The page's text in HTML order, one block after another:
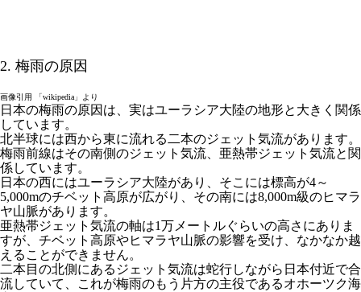
2. 梅雨の原因
画像引用 「wikipedia」より
日本の梅雨の原因は、実はユーラシア大陸の地形と大きく関係
しています。
北半球には西から東に流れる二本のジェット気流があります。
梅雨前線はその南側のジェット気流、亜熱帯ジェット気流と関
係しています。
日本の西にはユーラシア大陸があり、そこには標高が4～
5,000mのチベット高原が広がり、その南には8,000m級のヒマラ
ヤ山脈があります。
亜熱帯ジェット気流の軸は1万メートルぐらいの高さにありま
すが、チベット高原やヒマラヤ山脈の影響を受け、なかなか越
えることができません。
二本目の北側にあるジェット気流は蛇行しながら日本付近で合
流していて、これが梅雨のもう片方の主役であるオホーツク海